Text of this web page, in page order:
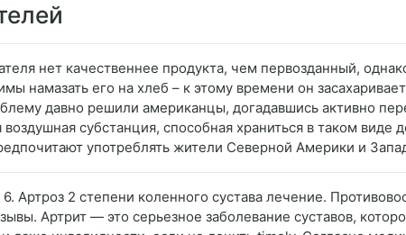
нет качественнее продукта, чем первозданный,
намазать его на хлеб – к этому времени он
давно решили американцы, догадавшись активно
воздушная субстанция, способная храниться в таком
употреблять жители Северной Америки и
Артроз 2 степени коленного сустава лечение.
Артрит — это серьезное заболевание суставов,